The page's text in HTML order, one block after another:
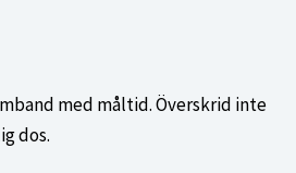
med måltid. Överskrid inte
dos.